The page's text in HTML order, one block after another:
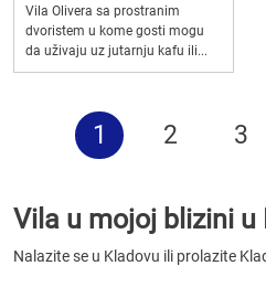
Vila Olivera sa prostranim
dvoristem u kome gosti mogu
da uživaju uz jutarnju kafu ili...
1 2 3
Vila u mojoj blizini u
Nalazite se u Kladovu ili prolazite